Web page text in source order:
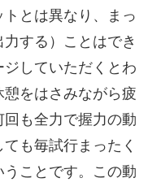
とは異なり、まっ
する）ことはでき
していただくとわ
をはさみながら疲
も全力で握力の動
も毎試行まったく
うことです。この動